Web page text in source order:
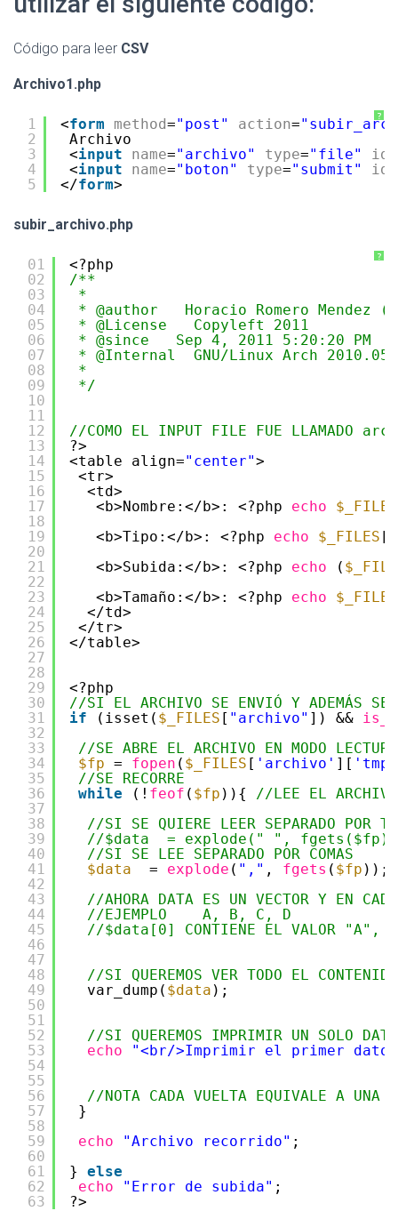
Código para leer CSV
Archivo1.php
?
1
2
3
4
5
<form method="post" action=
Archivo
<input name="archivo" type="file" id
<input name="boton" type="submit" id
</form>
subir_archivo.php
?
01
02
03
04
05
06
07
08
09
10
11
12
13
14
15
16
17
18
19
20
21
22
23
24
25
26
27
28
29
30
31
32
33
34
35
36
37
38
39
40
41
42
43
44
45
46
47
48
49
50
51
52
53
54
55
56
57
58
59
60
61
62
63
<?php
/**
*
* @author   Horacio Romero Mendez
* @License   Copyleft 2011
* @since   Sep 4, 2011 5:20:20 PM
* @Internal  GNU/Linux Arch 2010.05
*
*/
//COMO EL INPUT FILE FUE LLAMADO
?>
<table align="center">
<tr>
<td>
<b>Nombre:</b>: <?php echo
$_FILES
<b>Tipo:</b>: <?php echo $_FILES [
<b>Subida:</b>: <?php echo (
<b>Tamaño:</b>: <?php echo
$_FILES
</td>
</tr>
</table>
<?php
//SI EL ARCHIVO SE ENVIÓ Y ADEMÁS SE
if
(isset( $_FILES [ "archivo" ]) &&
//SE ABRE EL ARCHIVO EN MODO LECTURA
$fp = fopen ( $_FILES [ 'archivo' ][
//SE RECORRE
while
(! feof ( $fp )){ //LEE EL
//SI SE QUIERE LEER SEPARADO POR
//$data  = explode(" ",
//SI SE LEE SEPARADO POR COMAS
$data
= explode ( "," , fgets ( $fp ));
//AHORA DATA ES UN VECTOR Y EN
//EJEMPLO    A, B, C, D
//$data[0] CONTIENE EL VALOR
//SI QUEREMOS VER TODO EL
var_dump( $data );
//SI QUEREMOS IMPRIMIR UN SOLO DATO
echo
"<br/>Imprimir el primer
//NOTA CADA VUELTA EQUIVALE A UNA
}
echo
"Archivo recorrido" ;
} else
echo
"Error de subida" ;
?>